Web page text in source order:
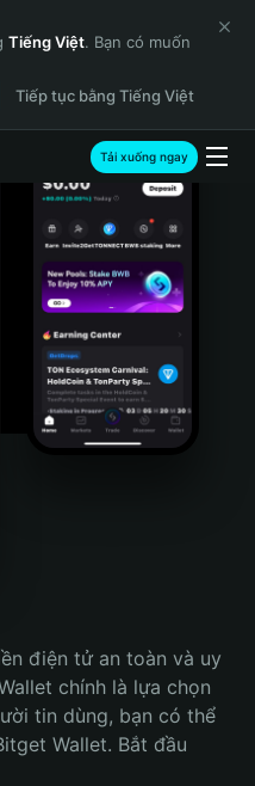
Tiếng Việt. Bạn có muốn
Tiếp tục bằng Tiếng Việt
Tải xuống ngay
điện tử an toàn và uy
chính là lựa chọn
tin dùng, bạn có thể
Wallet. Bắt đầu